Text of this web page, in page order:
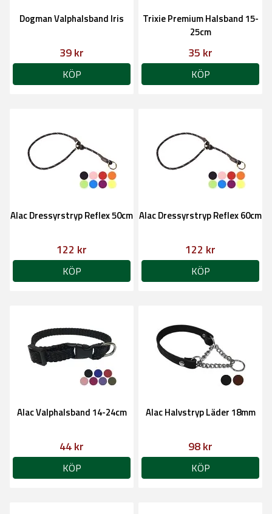
Dogman Valphalsband Iris
39 kr
KÖP
Trixie Premium Halsband 15-
25cm
35 kr
KÖP
Alac Dressyrstryp Reflex 50cm
122 kr
KÖP
Alac Dressyrstryp Reflex 60cm
122 kr
KÖP
Alac Valphalsband 14-24cm
44 kr
KÖP
Alac Halvstryp Läder 18mm
98 kr
KÖP